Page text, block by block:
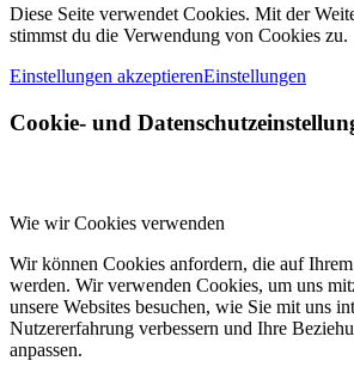
Diese Seite verwendet Cookies. Mit der
stimmst du die Verwendung von Cookies zu.
Einstellungen akzeptierenEinstellungen
Cookie- und
Wie wir Cookies verwenden
Wir können Cookies anfordern, die auf
werden. Wir verwenden Cookies, um uns
unsere Websites besuchen, wie Sie mit uns
Nutzererfahrung verbessern und Ihre
anpassen.